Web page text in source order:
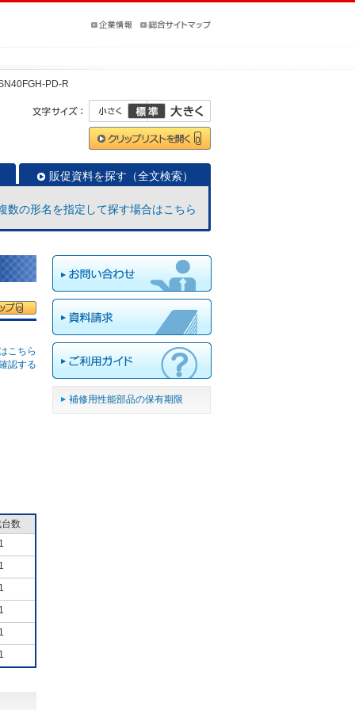
PD-R
販促資料を探す（全文検索）
数の形名を指定して探す場合はこちら
こちら
認する
数
1
1
1
1
1
1
補修用性能部品の保有期限